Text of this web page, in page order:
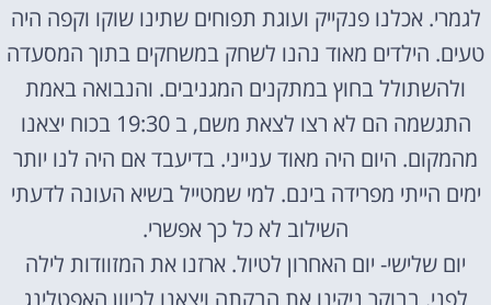
לגמרי. אכלנו פנקייק ועוגת תפוחים שתינו שוקו וקפה היה
טעים. הילדים מאוד נהנו לשחק במשחקים בתוך המסעדה
ולהשתולל בחוץ במתקנים המגניבים. והנבואה באמת
התגשמה הם לא רצו לצאת משם, ב 19:30 בכוח יצאנו
מהמקום. היום היה מאוד ענייני. בדיעבד אם היה לנו יותר
ימים הייתי מפרידה בינם. למי שמטייל בשיא העונה לדעתי
השילוב לא כל כך אפשרי.
יום שלישי- יום האחרון לטיול. ארזנו את המזוודות לילה